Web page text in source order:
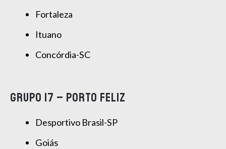
Fortaleza
Ituano
Concórdia-SC
GRUPO 17 – PORTO FELIZ
Desportivo Brasil-SP
Goiás